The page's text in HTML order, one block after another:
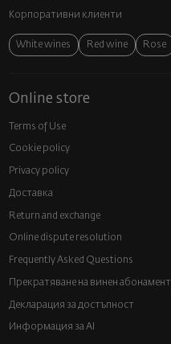
Корпоративни клиенти
White wines Red wine Rose
Online store
Terms of Use
Cookie policy
Privacy policy
Доставка
Return and exchange
Online dispute resolution
Frequently Asked Questions
Прекратяване на винен абонамент
Декларация за достъпност
Информация за AI